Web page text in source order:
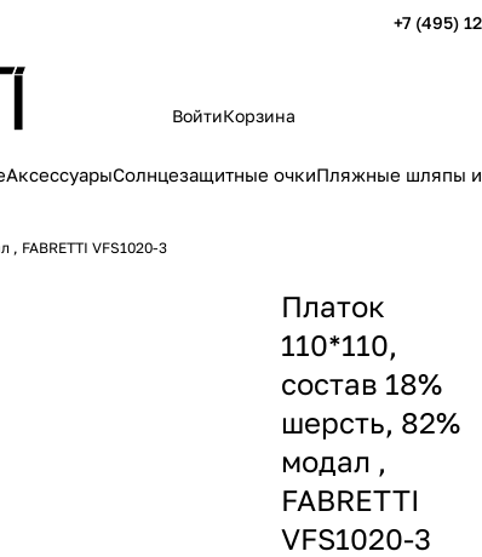
+7 (495)
ВойтиКорзина
АксессуарыСолнцезащитные очкиПляжные шляпы и
, FABRETTI VFS1020-3
Платок
110*110,
состав 18%
шерсть, 82%
модал ,
FABRETTI
VFS1020-3